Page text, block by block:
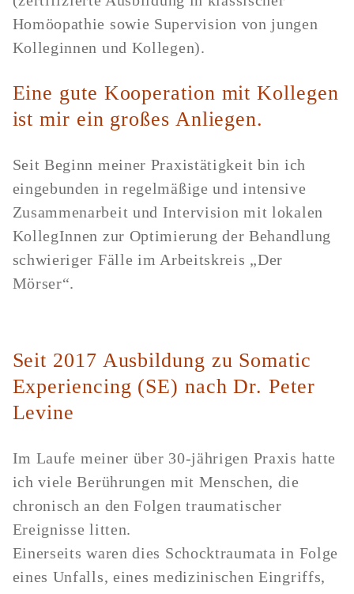
Homöopathie sowie Supervision von jungen
Kolleginnen und Kollegen).
Eine gute Kooperation mit Kollegen
ist mir ein großes Anliegen.
Seit Beginn meiner Praxistätigkeit bin ich
eingebunden in regelmäßige und intensive
Zusammenarbeit und Intervision mit lokalen
KollegInnen zur Optimierung der Behandlung
schwieriger Fälle im Arbeitskreis „Der
Mörser“.
Seit 2017 Ausbildung zu Somatic
Experiencing (SE) nach Dr. Peter
Levine
Im Laufe meiner über 30-jährigen Praxis hatte
ich viele Berührungen mit Menschen, die
chronisch an den Folgen traumatischer
Ereignisse litten.
Einerseits waren dies Schocktraumata in Folge
eines Unfalls, eines medizinischen Eingriffs,